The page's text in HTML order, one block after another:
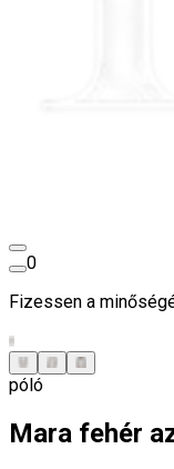
0
Fizessen a
póló
Mara fehér